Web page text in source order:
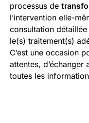
processus de
l’intervention elle-
consultation
le(s) traitement(s)
C’est une occasion
attentes,
toutes les